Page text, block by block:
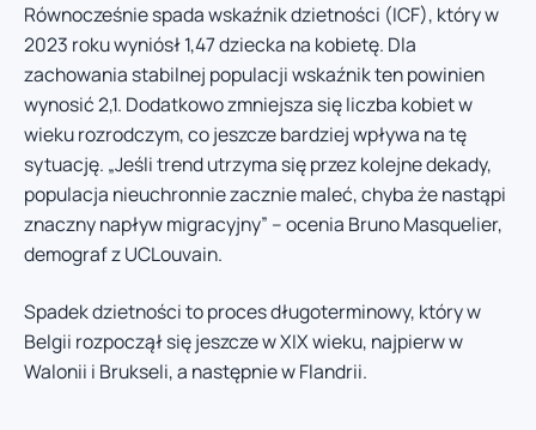
Równocześnie spada wskaźnik dzietności (ICF), który w
2023 roku wyniósł 1,47 dziecka na kobietę. Dla
zachowania stabilnej populacji wskaźnik ten powinien
wynosić 2,1. Dodatkowo zmniejsza się liczba kobiet w
wieku rozrodczym, co jeszcze bardziej wpływa na tę
sytuację. „Jeśli trend utrzyma się przez kolejne dekady,
populacja nieuchronnie zacznie maleć, chyba że nastąpi
znaczny napływ migracyjny” – ocenia Bruno Masquelier,
demograf z UCLouvain.
Spadek dzietności to proces długoterminowy, który w
Belgii rozpoczął się jeszcze w XIX wieku, najpierw w
Walonii i Brukseli, a następnie w Flandrii.